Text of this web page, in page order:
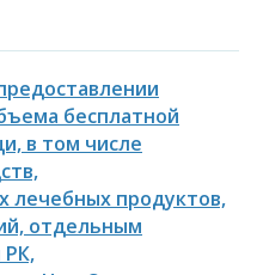
бесплатной
в том числе
лечебных продуктов,
отдельным
РК,